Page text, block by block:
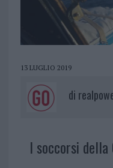
13 LUGLIO 2019
di
I soccorsi